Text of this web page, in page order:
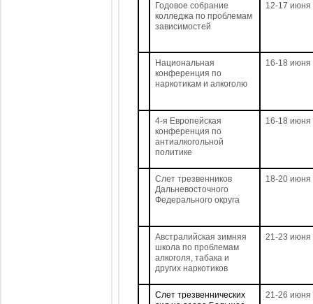
Годовое собрание
колледжа по проблемам
зависимостей
12-17 июня
Национальная
конференция по
наркотикам и алкоголю
16-18 июня
4-я Европейская
конференция по
антиалкогольной
политике
16-18 июня
Слет трезвенников
Дальневосточного
Федерального округа
18-20 июня
Австралийская зимняя
школа по проблемам
алкоголя, табака и
других наркотиков
21-23 июня
Слет трезвеннических
21-26 июня